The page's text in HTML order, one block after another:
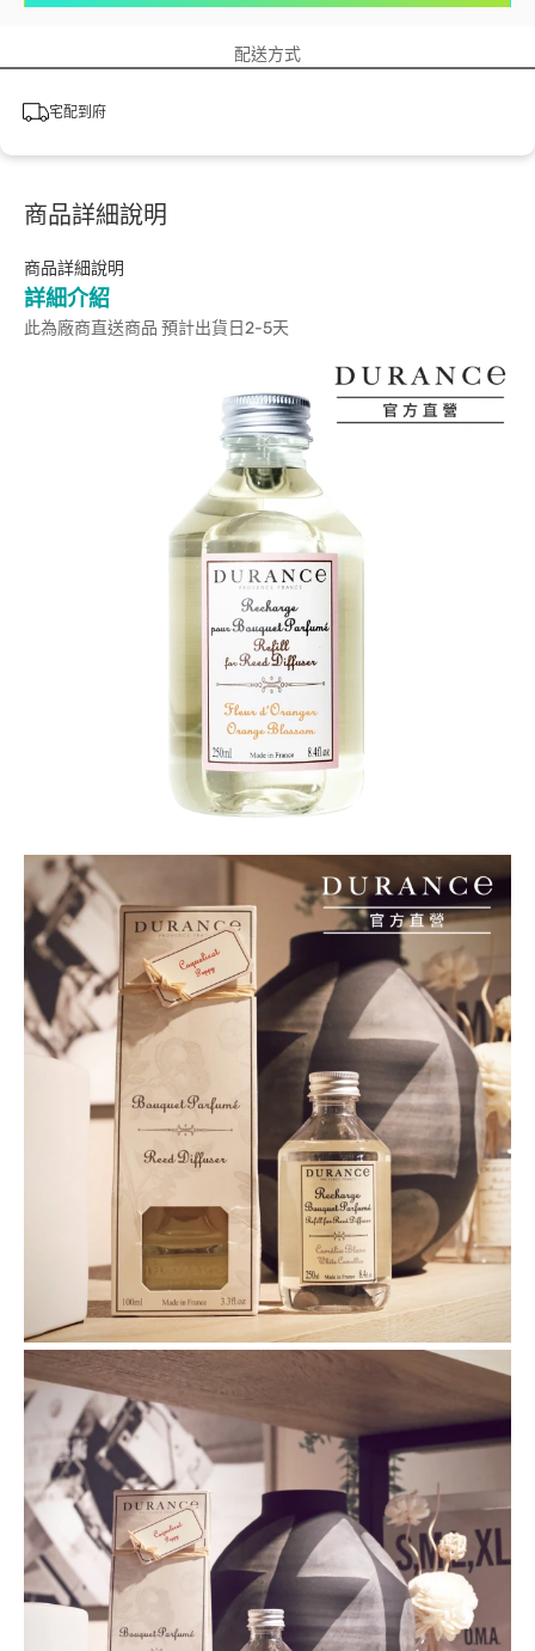
配送方式
宅配到府
商品詳細說明
商品詳細說明
詳細介紹
此為廠商直送商品 預計出貨日2-5天